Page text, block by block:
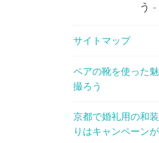
う
サイトマップ
ペアの靴を使った
撮ろう
京都で婚礼用の和
りはキャンペーン